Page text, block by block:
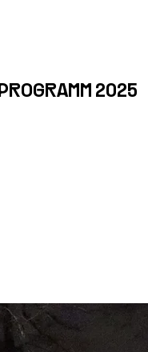
PROGRAMM 2025